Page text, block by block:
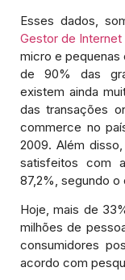
Esses dados,
Gestor de Internet
micro e pequenas
de 90% das
existem ainda
das transações
commerce no
2009. Além
satisfeitos com
87,2%, segundo o
Hoje, mais de
milhões de
consumidores
acordo com